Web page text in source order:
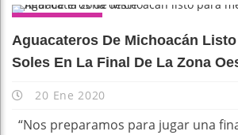
Aguacateros De Michoacán
Soles En La Final De La Zona
20 Ene 2020
“Nos preparamos para jugar una